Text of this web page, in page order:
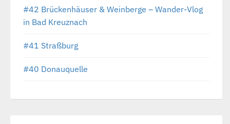
#42 Brückenhäuser & Weinberge – Wander-Vlog
in Bad Kreuznach
#41 Straßburg
#40 Donauquelle